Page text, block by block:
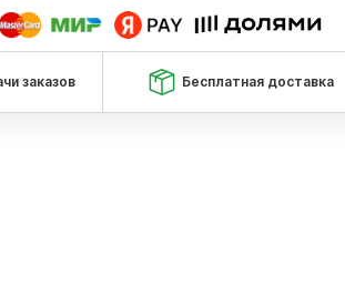
заказов Бесплатная доставка